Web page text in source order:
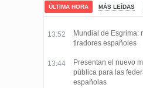
ÚLTIMA HORA MÁS LEÍDAS
13:52
Mundial de Esgrima:
tiradores españoles
13:44
Presentan el nuevo
pública para las
españolas